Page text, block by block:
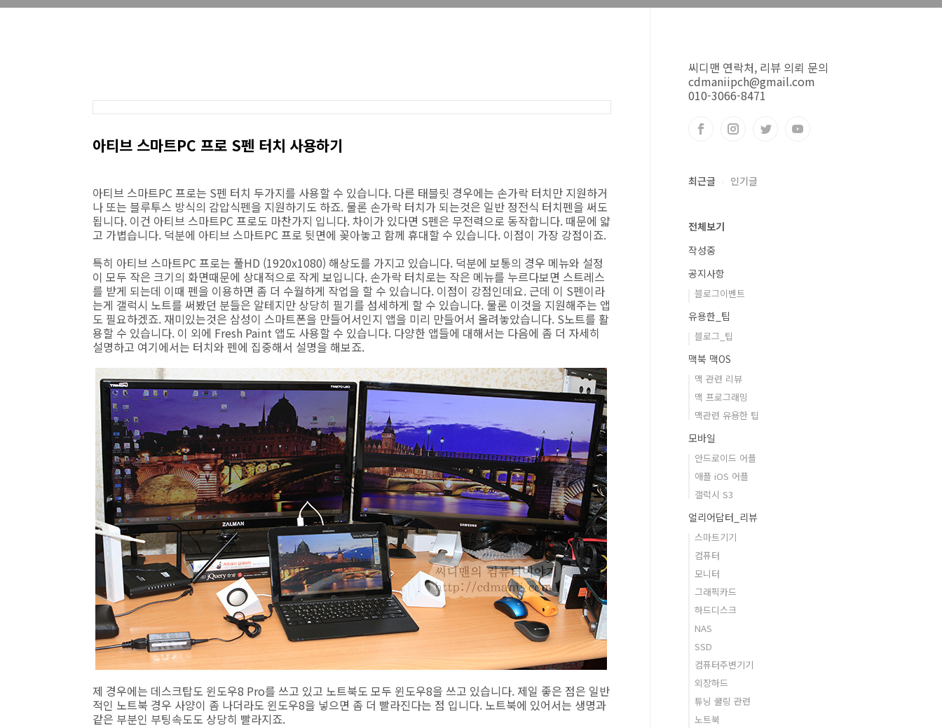
아티브 스마트PC 프로 S펜 터치 사용하기
아티브 스마트PC 프로는 S펜 터치 두가지를 사용할 수 있습니다. 다른 태블릿 경우에는 손가락 터치만 지원하거
나 또는 블루투스 방식의 감압식펜을 지원하기도 하죠. 물론 손가락 터치가 되는것은 일반 정전식 터치펜을 써도
됩니다. 이건 아티브 스마트PC 프로도 마찬가지 입니다. 차이가 있다면 S펜은 무전력으로 동작합니다. 때문에 얇
고 가볍습니다. 덕분에 아티브 스마트PC 프로 뒷면에 꽂아놓고 함께 휴대할 수 있습니다. 이점이 가장 강점이죠.
특히 아티브 스마트PC 프로는 풀HD (1920x1080) 해상도를 가지고 있습니다. 덕분에 보통의 경우 메뉴와 설정
이 모두 작은 크기의 화면때문에 상대적으로 작게 보입니다. 손가락 터치로는 작은 메뉴를 누르다보면 스트레스
를 받게 되는데 이때 펜을 이용하면 좀 더 수월하게 작업을 할 수 있습니다. 이점이 강점인데요. 근데 이 S펜이라
는게 갤럭시 노트를 써봤던 분들은 알테지만 상당히 필기를 섬세하게 할 수 있습니다. 물론 이것을 지원해주는 앱
도 필요하겠죠. 재미있는것은 삼성이 스마트폰을 만들어서인지 앱을 미리 만들어서 올려놓았습니다. S노트를 활
용할 수 있습니다. 이 외에 Fresh Paint 앱도 사용할 수 있습니다. 다양한 앱들에 대해서는 다음에 좀 더 자세히
설명하고 여기에서는 터치와 펜에 집중해서 설명을 해보죠.
제 경우에는 데스크탑도 윈도우8 Pro를 쓰고 있고 노트북도 모두 윈도우8을 쓰고 있습니다. 제일 좋은 점은 일반
적인 노트북 경우 사양이 좀 나더라도 윈도우8을 넣으면 좀 더 빨라진다는 점 입니다. 노트북에 있어서는 생명과
같은 부분인 부팅속도도 상당히 빨라지죠.
씨디맨 연락처, 리뷰 의뢰 문의
cdmaniipch@gmail.com
010-3066-8471
최근글 인기글
전체보기
작성중
공지사항
블로그이벤트
유용한_팁
블로그_팁
맥북 맥OS
맥 관련 리뷰
맥 프로그래밍
맥관련 유용한 팁
모바일
안드로이드 어플
애플 iOS 어플
갤럭시 S3
얼리어답터_리뷰
스마트기기
컴퓨터
모니터
그래픽카드
하드디스크
NAS
SSD
컴퓨터주변기기
외장하드
튜닝 쿨링 관련
노트북